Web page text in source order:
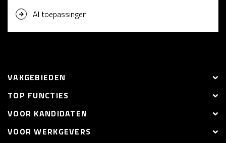
AI toepassingen
VAKGEBIEDEN
TOP FUNCTIES
VOOR KANDIDATEN
VOOR WERKGEVERS